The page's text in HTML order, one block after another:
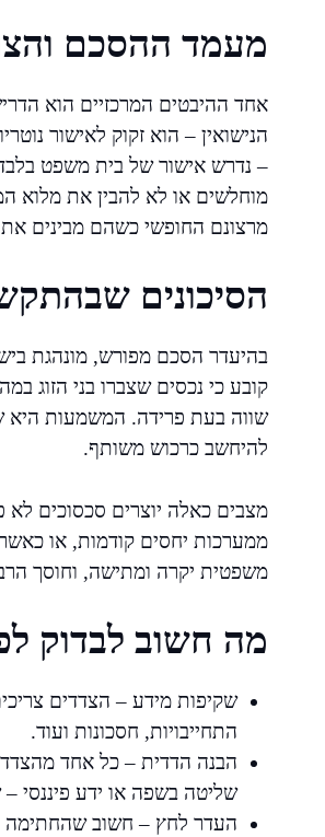
מעמד ההסכם
אחד ההיבטים המרכזיים הוא
הנישואין – הוא זקוק לאישור
– נדרש אישור של בית משפט
מוחלשים או לא להבין את מלוא
מרצונם החופשי כשהם מבינים את
הסיכונים
קובע כי נכסים שצברו בני הזוג
שווה בעת פרידה. המשמעות היא
להיחשב כרכוש משותף.
מצבים כאלה יוצרים סכסוכים לא
ממערכות יחסים קודמות, או
משפטית יקרה ומתישה, וחוסך
מה חשוב לבדוק
שקיפות מידע – הצדדים
התחייבויות, חסכונות ועוד.
הבנה הדדית – כל אחד
שליטה בשפה או ידע פיננסי
העדר לחץ – חשוב שהחתימה